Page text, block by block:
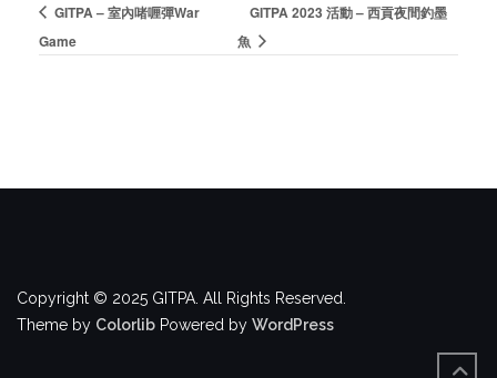
GITPA – 室內啫喱彈War
Game
GITPA 2023 活動 – 西貢夜間釣墨
魚
Copyright © 2025 GITPA. All Rights Reserved.
Theme by Colorlib Powered by WordPress